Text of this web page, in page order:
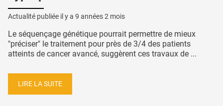
Actualité publiée il y a 9 années 2 mois
Le séquençage génétique pourrait permettre de mieux
"préciser" le traitement pour près de 3/4 des patients
atteints de cancer avancé, suggèrent ces travaux de ...
LIRE LA SUITE